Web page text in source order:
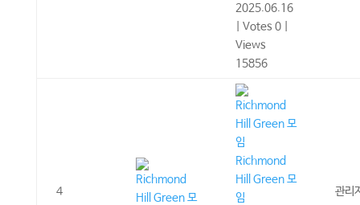
2025.06.16
Votes 0
Views
15856
4
Richmond
Hill Green 모
임
관리